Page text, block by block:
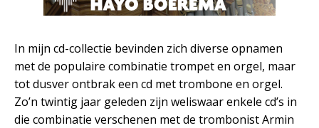
In mijn cd-collectie bevinden zich diverse opnamen
met de populaire combinatie trompet en orgel, maar
tot dusver ontbrak een cd met trombone en orgel.
Zo’n twintig jaar geleden zijn weliswaar enkele cd’s in
die combinatie verschenen met de trombonist Armin